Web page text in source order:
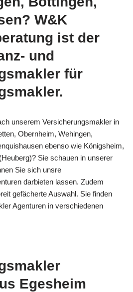
W&K
ist der
und
für
unserem Versicherungsmakler in
Obernheim, Wehingen,
ebenso wie Königsheim,
Sie schauen in unserer
Sie sich unsre
darbieten lassen. Zudem
gefächerte Auswahl. Sie finden
Agenturen in verschiedenen
Egesheim